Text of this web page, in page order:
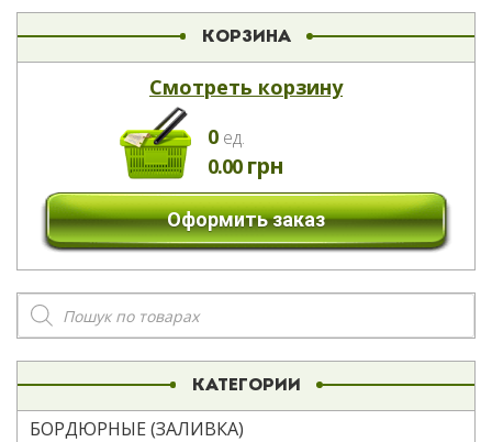
КОРЗИНА
Смотреть корзину
0eд.
0.00 грн
Оформить заказ
Поиск
товаров
КАТЕГОРИИ
БОРДЮРНЫЕ (ЗАЛИВКА)